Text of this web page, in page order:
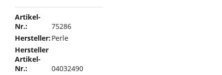
Artikel-
Nr.:
75286
Hersteller:Perle
Hersteller
Artikel-
Nr.:
04032490